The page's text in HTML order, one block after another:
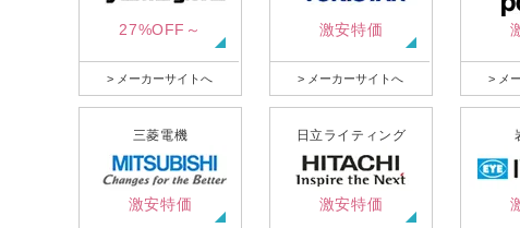
27%OFF～
> メーカーサイトへ
激安特価
> メーカーサイトへ > メ
三菱電機
激安特価
日立ライティング
激安特価